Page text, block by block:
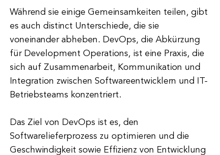
Während sie einige Gemeinsamkeiten teilen, gibt
es auch distinct Unterschiede, die sie
voneinander abheben. DevOps, die Abkürzung
für Development Operations, ist eine Praxis, die
sich auf Zusammenarbeit, Kommunikation und
Integration zwischen Softwareentwicklern und IT-
Betriebsteams konzentriert.
Das Ziel von DevOps ist es, den
Softwarelieferprozess zu optimieren und die
Geschwindigkeit sowie Effizienz von Entwicklung